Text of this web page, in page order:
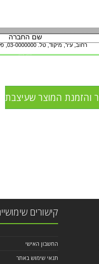
קישורים
החשבון האישי
תנאי שימוש באתר